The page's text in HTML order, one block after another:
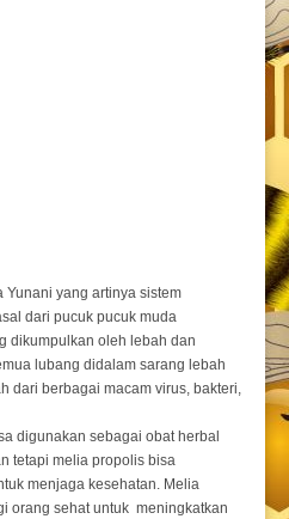
yang artinya sistem
dari pucuk pucuk muda
dikumpulkan oleh lebah dan
lubang didalam sarang lebah
dari berbagai macam virus, bakteri,
digunakan sebagai obat herbal
tetapi melia propolis bisa
menjaga kesehatan. Melia
orang sehat untuk meningkatkan